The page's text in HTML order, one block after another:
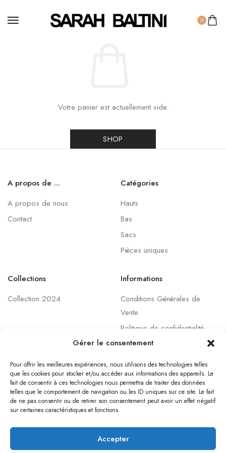
Gérer le consentement
Pour offrir les meilleures expériences, nous utilisons des technologies telles
que les cookies pour stocker et/ou accéder aux informations des appareils. Le
fait de consentir à ces technologies nous permettra de traiter des données
telles que le comportement de navigation ou les ID uniques sur ce site. Le fait
de ne pas consentir ou de retirer son consentement peut avoir un effet négatif
sur certaines caractéristiques et fonctions.
Accepter
0
Votre panier est actuellement vide.
SHOP
A propos de ...
A propos de nous
Contact
Catégories
Hauts
Bas
Sacs
Pièces uniques
Collections
Collection 2024
Informations
Conditions Générales de
Vente
Politique de confidentialité
Conditions Générales
Mentions légales
MAIL : CONTACT.SARAHBALTINI@GMAIL.COM